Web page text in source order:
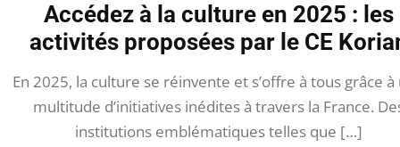
Accédez à la culture en 2025 : les
activités proposées par le CE
En 2025, la culture se réinvente et s’offre à tous grâce à
multitude d’initiatives inédites à travers la France.
institutions emblématiques telles que […]